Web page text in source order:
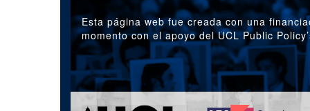
Esta página web fue creada con una
momento con el apoyo del UCL Public